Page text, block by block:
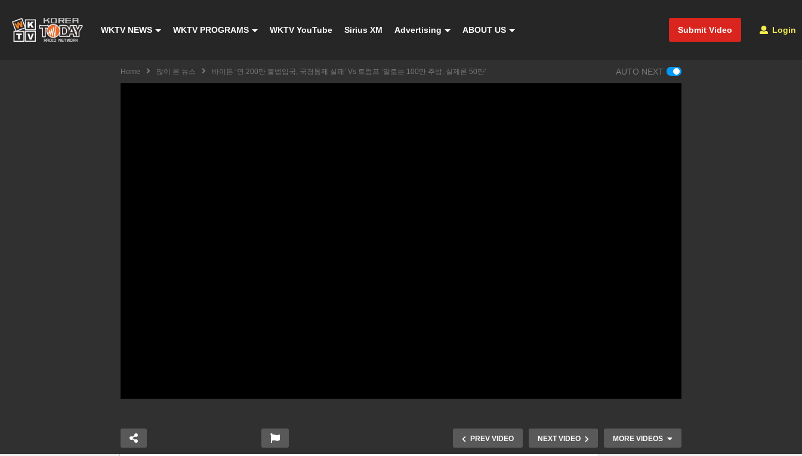
Submit Video Login
WKTV NEWS WKTV PROGRAMS WKTV YouTube Sirius XM Advertising ABOUT US
Home 많이 본 뉴스 바이든 ‘연 200만 불법입국, 국경통제 실패’ Vs 트럼프 ‘말로는 100만 추방, 실제론 50만' AUTO NEXT
PREV VIDEO NEXT VIDEO MORE VIDEOS